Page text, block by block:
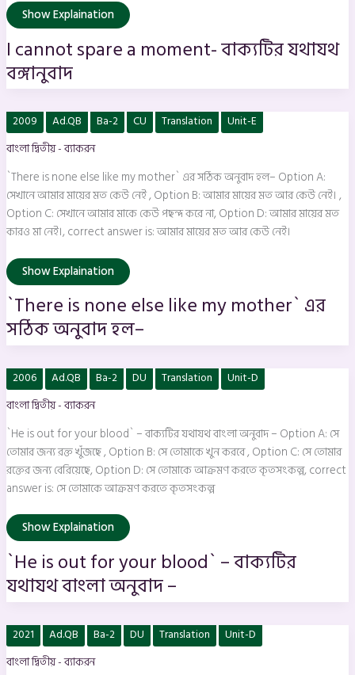
Show Explaination
I cannot spare a moment- বাক্যটির যথাযথ
বঙ্গানুবাদ
2009 Ad.QB Ba-2 CU Translation
Unit-E
বাংলা দ্বিতীয় - ব্যাকরন
`There is none else like my mother` এর সঠিক অনুবাদ হল– Option A:
সেখানে আমার মায়ের মত কেউ নেই , Option B: আমার মায়ের মত আর কেউ নেই। ,
Option C: সেখানে আমার মাকে কেউ পছন্দ করে না, Option D: আমার মায়ের মত
কারও মা নেই।, correct answer is: আমার মায়ের মত আর কেউ নেই।
`There
is
none
else
my
mother`
এর
সঠিক
অনুবাদ
হল–
Show Explaination
`There is none else like my mother` এর
সঠিক অনুবাদ হল–
2006 Ad.QB Ba-2 DU Translation
Unit-D
বাংলা দ্বিতীয় - ব্যাকরন
`He is out for your blood` – বাক্যটির যথাযথ বাংলা অনুবাদ – Option A: সে
তোমার জন্য রক্ত খুঁজছে , Option B: সে তোমাকে খুন করবে , Option C: সে তোমার
রক্তের জন্য বেরিয়েছে, Option D: সে তোমাকে আক্রমণ করতে কৃতসংকল্প, correct
answer is: সে তোমাকে আক্রমণ করতে কৃতসংকল্প
`He
is
out
for
blood`
–
বাক্যটির
যথাযথ
বাংলা
অনুবাদ
–
Show Explaination
`He is out for your blood` – বাক্যটির
যথাযথ বাংলা অনুবাদ –
2021 Ad.QB Ba-2 DU Translation
Unit-D
বাংলা দ্বিতীয় - ব্যাকরন
`One
swallow
does
not